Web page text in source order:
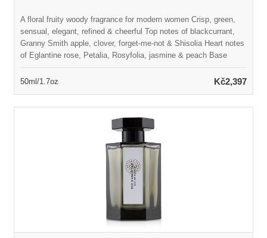
A floral fruity woody fragrance for modern women Crisp, green,
sensual, elegant, refined & cheerful Top notes of blackcurrant,
Granny Smith apple, clover, forget-me-not & Shisolia Heart notes
of Eglantine rose, Petalia, Rosyfolia, jasmine & peach Base
Launched in 2017 Suitable for spring or summer wear
50ml/1.7oz Kč2,397